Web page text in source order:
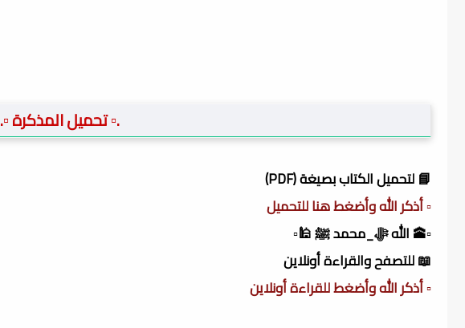
.▫️ تحميل المذكرة ▫️.
📘 لتحميل الكتاب بصيغة (PDF)
▫️ أذكر الله وأضغط هنا للتحميل
▫️🕋 الله ﷻ_محمد ﷺ 🕌▫️
📖 للتصفح والقراءة أونلاين
▫️ أذكر الله وأضغط للقراءة أونلاين